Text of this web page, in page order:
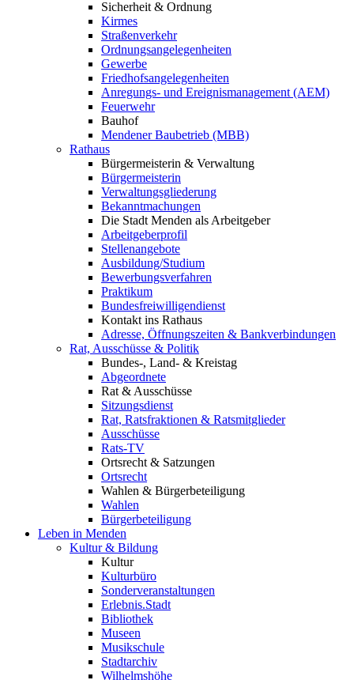
Sicherheit & Ordnung
Kirmes
Straßenverkehr
Ordnungsangelegenheiten
Gewerbe
Friedhofsangelegenheiten
Anregungs- und Ereignismanagement (AEM)
Feuerwehr
Bauhof
Mendener Baubetrieb (MBB)
Rathaus
Bürgermeisterin & Verwaltung
Bürgermeisterin
Verwaltungsgliederung
Bekanntmachungen
Die Stadt Menden als Arbeitgeber
Arbeitgeberprofil
Stellenangebote
Ausbildung/Studium
Bewerbungsverfahren
Praktikum
Bundesfreiwilligendienst
Kontakt ins Rathaus
Adresse, Öffnungszeiten & Bankverbindungen
Rat, Ausschüsse & Politik
Bundes-, Land- & Kreistag
Abgeordnete
Rat & Ausschüsse
Sitzungsdienst
Rat, Ratsfraktionen & Ratsmitglieder
Ausschüsse
Rats-TV
Ortsrecht & Satzungen
Ortsrecht
Wahlen & Bürgerbeteiligung
Wahlen
Bürgerbeteiligung
Leben in Menden
Kultur & Bildung
Kultur
Kulturbüro
Sonderveranstaltungen
Erlebnis.Stadt
Bibliothek
Museen
Musikschule
Stadtarchiv
Wilhelmshöhe